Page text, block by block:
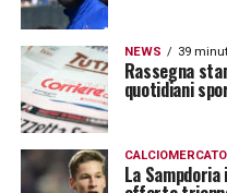
NEWS 39
Rassegna
quotidiani
CALCIOMERCATO
La